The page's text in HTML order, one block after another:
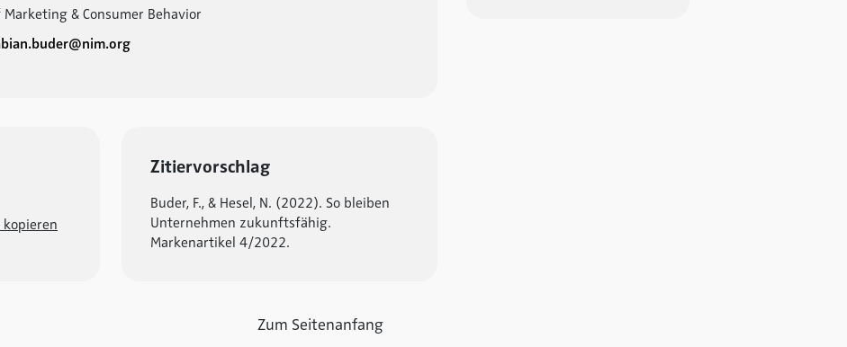
Marketing & Consumer Behavior
kopieren
Zitiervorschlag
Buder, F., & Hesel, N. (2022). So bleiben
Unternehmen zukunftsfähig.
Markenartikel 4/2022.
Zum Seitenanfang